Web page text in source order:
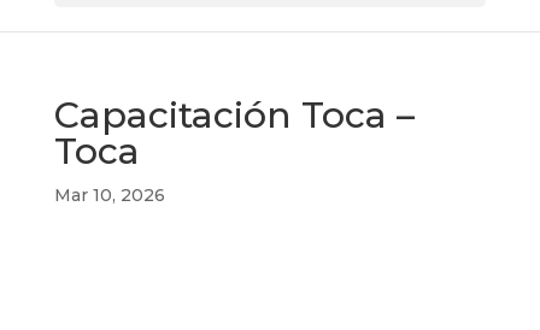
Capacitación Toca –
Toca
Mar 10, 2026